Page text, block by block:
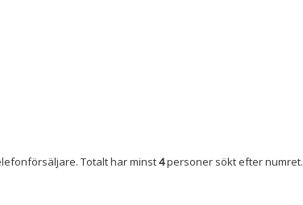
Totalt har minst4personer sökt efter numret.